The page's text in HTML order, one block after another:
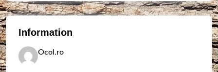
Information
Ocol.ro